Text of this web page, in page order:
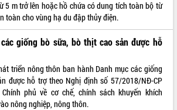
5 m trở lên hoặc hồ chứa có dung tích toàn bộ từ
toàn cho vùng hạ du đập thủy điện.
giống bò sữa, bò thịt cao sản được hỗ
triển nông thôn ban hành Danh mục các giống
được hỗ trợ theo Nghị định số 57/2018/NĐ-CP
phủ về cơ chế, chính sách khuyến khích
nông nghiệp, nông thôn.